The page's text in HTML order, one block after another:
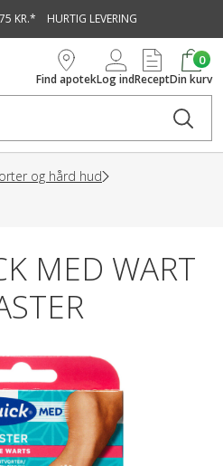
KR.* HURTIG LEVERING
Find apotekLog indRecept
0
Din kurv
og hård hud
MED WART